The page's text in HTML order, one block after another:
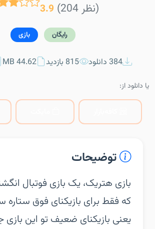
3.9 (204 نظر)
رایگان بازی
384 دانلود 815 بازدید 44.62 MB
یا دانلود از:
توضیحات
‏‏بازی هتریک، یک بازی فوتبال
که فقط برای بازیکنای فوق
یعنی بازیکنای ضعیف تو این بازی